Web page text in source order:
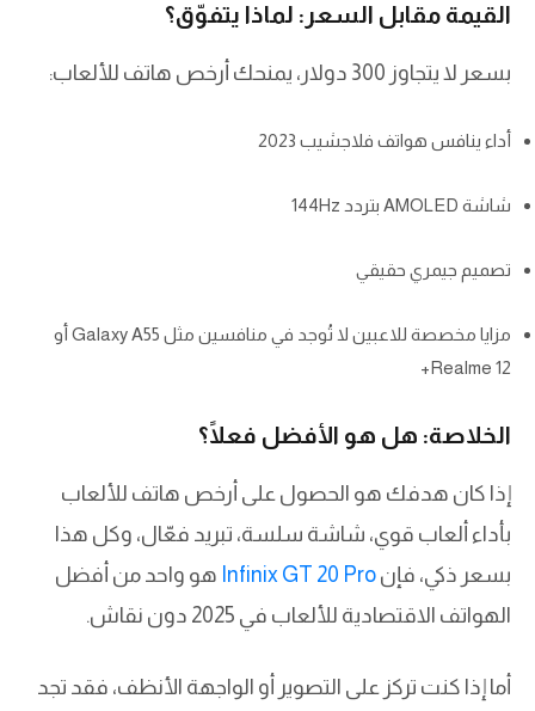
القيمة مقابل السعر: لماذا يتفوّق؟
بسعر لا يتجاوز 300 دولار، يمنحك أرخص هاتف للألعاب:
أداء ينافس هواتف فلاجشيب 2023
شاشة AMOLED بتردد 144Hz
تصميم جيمري حقيقي
مزايا مخصصة للاعبين لا تُوجد في منافسين مثل Galaxy A55 أو
Realme 12+
الخلاصة: هل هو الأفضل فعلًا؟
إذا كان هدفك هو الحصول على أرخص هاتف للألعاب
بأداء ألعاب قوي، شاشة سلسة، تبريد فعّال، وكل هذا
بسعر ذكي، فإن Infinix GT 20 Pro هو واحد من أفضل
الهواتف الاقتصادية للألعاب في 2025 دون نقاش.
أما إذا كنت تركز على التصوير أو الواجهة الأنظف، فقد تجد